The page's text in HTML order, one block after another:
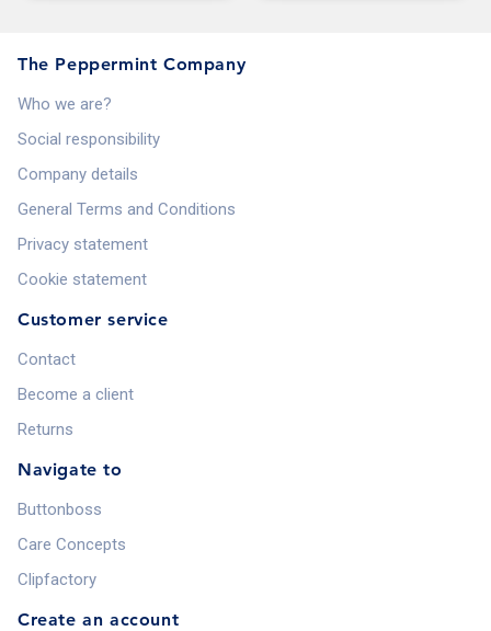
The Peppermint Company
Who we are?
Social responsibility
Company details
General Terms and Conditions
Privacy statement
Cookie statement
Customer service
Contact
Become a client
Returns
Navigate to
Buttonboss
Care Concepts
Clipfactory
Create an account